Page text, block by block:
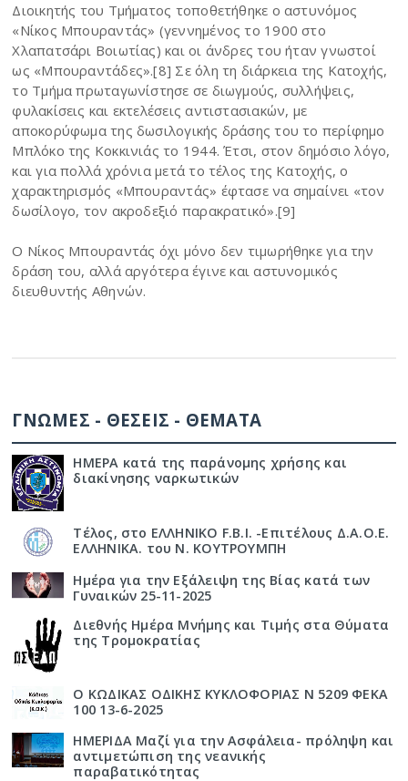
Διοικητής του Τμήματος τοποθετήθηκε ο αστυνόμος
«Νίκος Μπουραντάς» (γεννημένος το 1900 στο
Χλαπατσάρι Βοιωτίας) και οι άνδρες του ήταν γνωστοί
ως «Μπουραντάδες».[8] Σε όλη τη διάρκεια της Κατοχής,
το Τμήμα πρωταγωνίστησε σε διωγμούς, συλλήψεις,
φυλακίσεις και εκτελέσεις αντιστασιακών, με
αποκορύφωμα της δωσιλογικής δράσης του το περίφημο
Μπλόκο της Κοκκινιάς το 1944. Έτσι, στον δημόσιο λόγο,
και για πολλά χρόνια μετά το τέλος της Κατοχής, ο
χαρακτηρισμός «Μπουραντάς» έφτασε να σημαίνει «τον
δωσίλογο, τον ακροδεξιό παρακρατικό».[9]
Ο Νίκος Μπουραντάς όχι μόνο δεν τιμωρήθηκε για την
δράση του, αλλά αργότερα έγινε και αστυνομικός
διευθυντής Αθηνών.
ΓΝΩΜΕΣ - ΘΕΣΕΙΣ - ΘΕΜΑΤΑ
ΗΜΕΡΑ κατά της παράνομης χρήσης και
διακίνησης ναρκωτικών
Τέλος, στο ΕΛΛΗΝΙΚΟ F.B.I. -Επιτέλους Δ.Α.Ο.Ε.
ΕΛΛΗΝΙΚΑ. του Ν. ΚΟΥΤΡΟΥΜΠΗ
Ημέρα για την Εξάλειψη της Βίας κατά των
Γυναικών 25-11-2025
Διεθνής Ημέρα Μνήμης και Τιμής στα Θύματα
της Τρομοκρατίας
Ο ΚΩΔΙΚΑΣ ΟΔΙΚΗΣ ΚΥΚΛΟΦΟΡΙΑΣ Ν 5209 ΦΕΚΑ
100 13-6-2025
ΗΜΕΡΙΔΑ Μαζί για την Ασφάλεια- πρόληψη και
αντιμετώπιση της νεανικής
παραβατικότητας